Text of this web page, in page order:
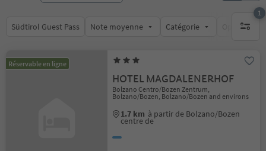
Südtirol Guest Pass Note moyenne Catégorie Options de
1
1 filtre
Réservable en ligne
HOTEL MAGDALENERHOF
Bolzano Centro/Bozen Zentrum,
Bolzano/Bozen, Bolzano/Bozen and environs
1.7 km à partir de Bolzano/Bozen
centre de